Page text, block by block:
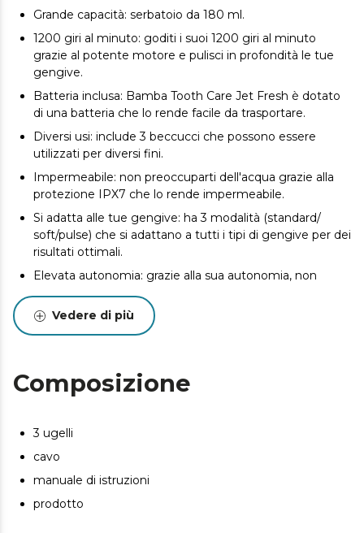
Grande capacità: serbatoio da 180 ml.
1200 giri al minuto: goditi i suoi 1200 giri al minuto
grazie al potente motore e pulisci in profondità le tue
gengive.
Batteria inclusa: Bamba Tooth Care Jet Fresh è dotato
di una batteria che lo rende facile da trasportare.
Diversi usi: include 3 beccucci che possono essere
utilizzati per diversi fini.
Impermeabile: non preoccuparti dell'acqua grazie alla
protezione IPX7 che lo rende impermeabile.
Si adatta alle tue gengive: ha 3 modalità (standard/
soft/pulse) che si adattano a tutti i tipi di gengive per dei
risultati ottimali.
Elevata autonomia: grazie alla sua autonomia, non
dovrai ricaricarlo per ben 20 giorni¹. ¹L'autonomia del
prodotto può variare a seconda del numero di utilizzi e
delle condizioni in cui si verificano.
Si ricarica in sole 2 ore: il tempo di ricarica della batteria è
Portatile: porta con te l’idropulsore in viaggio o ovunque
Vedere di più
Composizione
3 ugelli
cavo
manuale di istruzioni
prodotto